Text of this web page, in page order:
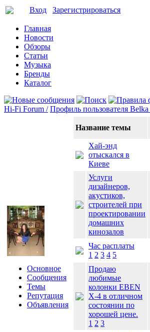
Вход Зарегистрироваться
Главная
Новости
Обзоры
Статьи
Музыка
Бренды
Каталог
Hi-Fi Forum / Профиль пользователя Belka
Основное
Сообщения
Темы
Репутация
Объявления
Название темы
Хай-энд
отыскался в
Киеве
Услуги
дизайнеров,
акустиков,
строителей при
проектировании
домашних
кинозалов
Час расплаты
1 2 3 4 5
Продаю
любимые
колонки EBEN
X-4 в отличном
состоянии по
хорошей цене.
1 2 3